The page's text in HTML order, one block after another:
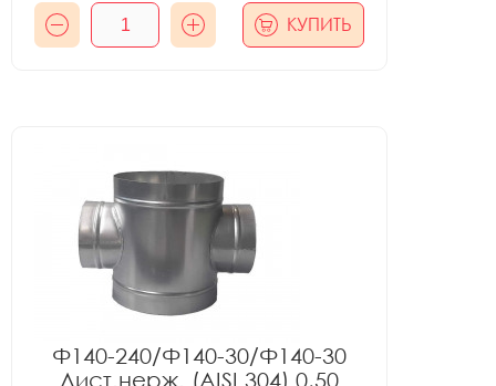
КУПИТЬ
Ф140-240/Ф140-30/Ф140-30
Лист.нерж. (AISI 304) 0,50